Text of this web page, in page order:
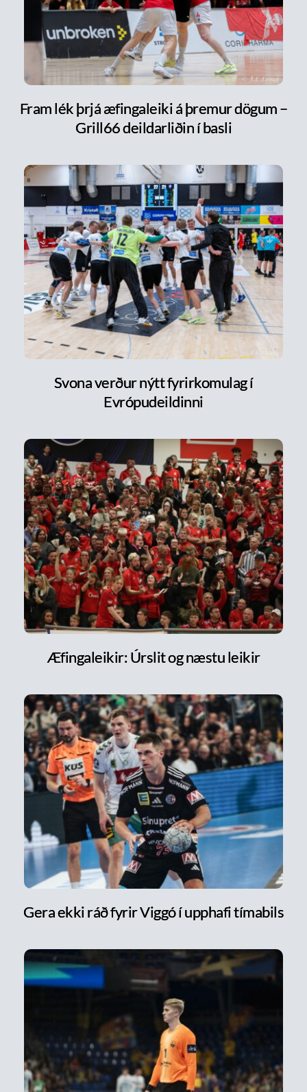
Fram lék þrjá æfingaleiki á þremur dögum –
Grill66 deildarliðin í basli
Svona verður nýtt fyrirkomulag í
Evrópudeildinni
Æfingaleikir: Úrslit og næstu leikir
Gera ekki ráð fyrir Viggó í upphafi tímabils